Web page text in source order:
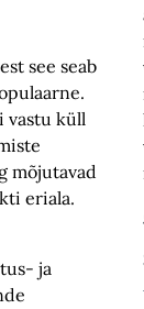
see seab
vastu küll
mõjutavad
eriala.
ja